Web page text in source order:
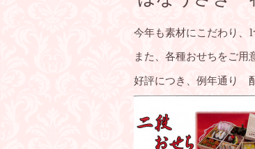
今年も素材にこだわり、
また、各種おせちをご用
好評につき、例年通り